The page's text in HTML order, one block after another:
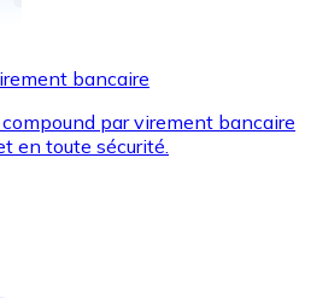
et Mastercard pour acheter
bancaire
par virement bancaire
en toute sécurité.